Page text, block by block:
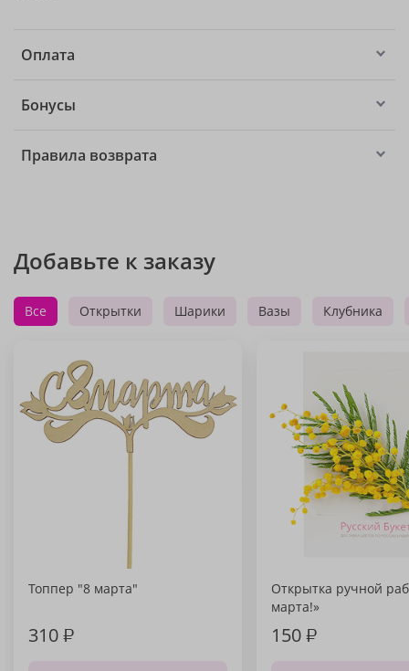
Оплата
Бонусы
Правила возврата
Добавьте к заказу
Все Открытки Шарики Вазы Клубника
Топпер "8 марта"
310₽
Открытка ручной
марта!»
150₽